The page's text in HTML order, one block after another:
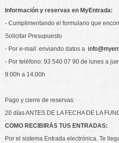
Información y reservas en MyEntrada:
- Cumplimentando el formulario que
Solicitar Presupuesto
- Por e-mail: enviando datos a
- Por teléfono: 93 540 07 90 de lunes a
9:00h a 14:00h
Pago y cierre de reservas:
20 días ANTES DE LA FECHA DE LA
COMO RECIBIRÁS TUS ENTRADAS:
Por el sistema Entrada electrónica. Te